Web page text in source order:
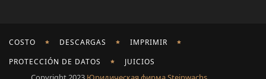
COSTO DESCARGAS
IMPRIMIR
PROTECCIÓN DE DATOS
JUICIOS